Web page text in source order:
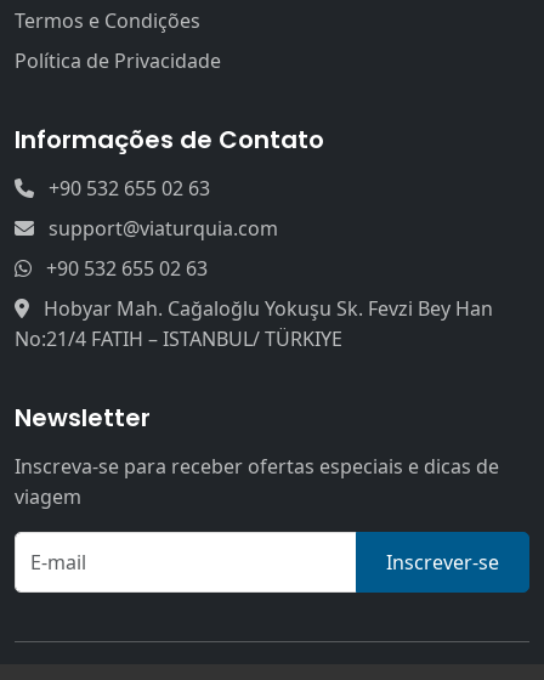
Termos e Condições
Política de Privacidade
Informações de Contato
+90 532 655 02 63
support@viaturquia.com
+90 532 655 02 63
Hobyar Mah. Cağaloğlu Yokuşu Sk. Fevzi Bey Han
No:21/4 FATIH – ISTANBUL/ TÜRKIYE
Newsletter
Inscreva-se para receber ofertas especiais e dicas de
viagem
Inscrever-se